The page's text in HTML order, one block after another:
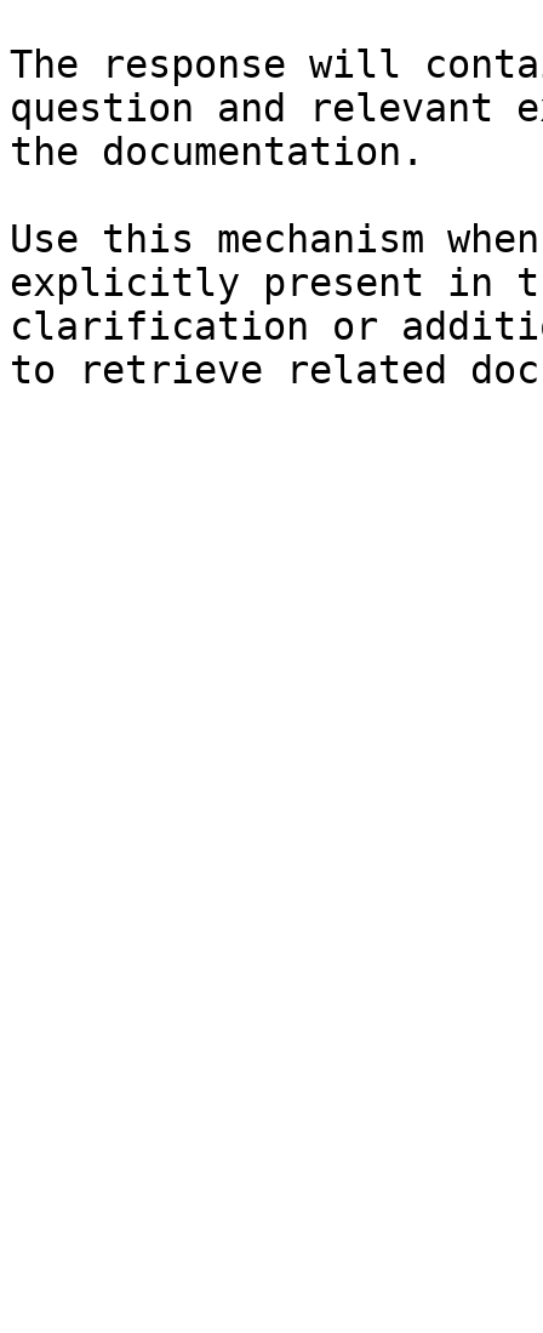
The response will
question and relevant
the documentation.
Use this mechanism
explicitly present in
clarification or